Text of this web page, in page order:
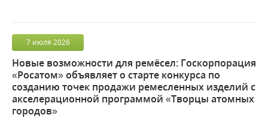
7 июля 2026
Новые возможности для ремёсел: Госкорпорация
«Росатом» объявляет о старте конкурса по
созданию точек продажи ремесленных изделий с
акселерационной программой «Творцы атомных
городов»